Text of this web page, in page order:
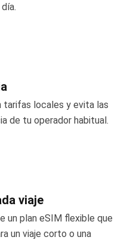
locales y evita las
de tu operador habitual.
viaje
un plan eSIM flexible que
un viaje corto o una